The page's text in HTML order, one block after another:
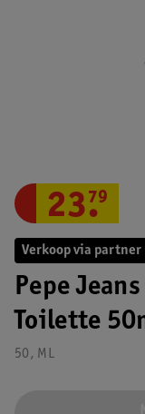
Verkoop via partner
Pepe
Toilette
50, ML
23.
79